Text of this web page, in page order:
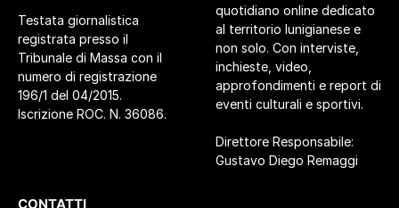
Testata giornalistica
registrata presso il
Tribunale di Massa con il
numero di registrazione
196/1 del 04/2015.
Iscrizione ROC. N. 36086.
quotidiano online dedicato
al territorio lunigianese e
non solo. Con interviste,
inchieste, video,
approfondimenti e report di
eventi culturali e sportivi.
Direttore Responsabile:
Gustavo Diego Remaggi
CONTATTI